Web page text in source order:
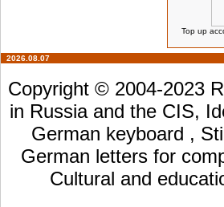
Top up
2026.08.07
Copyright © 2004-2023
in Russia and the CIS,
German keyboard ,
German letters for
Cultural and